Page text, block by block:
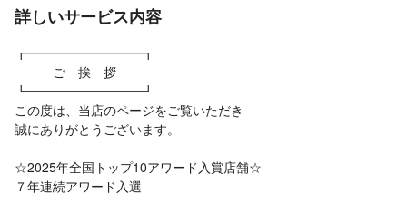
しくお願いいたします。
詳しいサービス内容
┏━━━━━━━━━┓
ご 挨 拶
┗━━━━━━━━━┛
この度は、当店のページをご覧いただき
誠にありがとうございます。
☆2025年全国トップ10アワード入賞店舗☆
７年連続アワード入選